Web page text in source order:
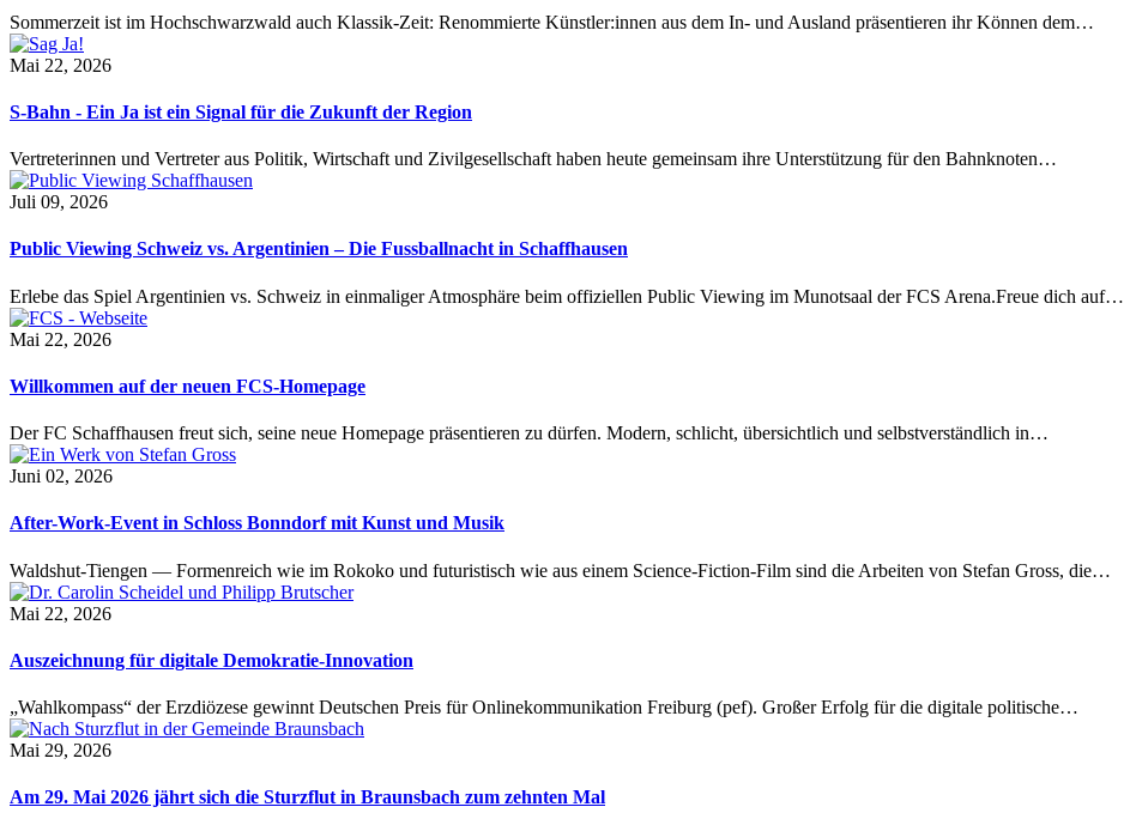
Sommerzeit ist im Hochschwarzwald auch Klassik-Zeit: Renommierte Künstler:innen aus dem In- und Ausland präsentieren ihr Können dem…
Mai 22, 2026
S-Bahn - Ein Ja ist ein Signal für die Zukunft der Region
Vertreterinnen und Vertreter aus Politik, Wirtschaft und Zivilgesellschaft haben heute gemeinsam ihre Unterstützung für den Bahnknoten…
Juli 09, 2026
Public Viewing Schweiz vs. Argentinien – Die Fussballnacht in Schaffhausen
Erlebe das Spiel Argentinien vs. Schweiz in einmaliger Atmosphäre beim offiziellen Public Viewing im Munotsaal der FCS Arena.Freue dich auf…
Mai 22, 2026
Willkommen auf der neuen FCS-Homepage
Der FC Schaffhausen freut sich, seine neue Homepage präsentieren zu dürfen. Modern, schlicht, übersichtlich und selbstverständlich in…
Juni 02, 2026
After-Work-Event in Schloss Bonndorf mit Kunst und Musik
Waldshut-Tiengen — Formenreich wie im Rokoko und futuristisch wie aus einem Science-Fiction-Film sind die Arbeiten von Stefan Gross, die…
Mai 22, 2026
Auszeichnung für digitale Demokratie-Innovation
„Wahlkompass“ der Erzdiözese gewinnt Deutschen Preis für Onlinekommunikation Freiburg (pef). Großer Erfolg für die digitale politische…
Mai 29, 2026
Am 29. Mai 2026 jährt sich die Sturzflut in Braunsbach zum zehnten Mal